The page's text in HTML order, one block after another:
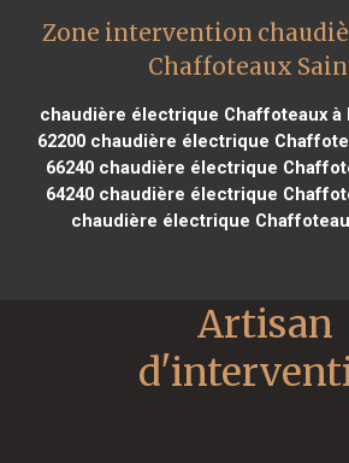
Zone intervention
Chaffoteaux
chaudière électrique Chaffoteaux à
62200chaudière électrique
66240chaudière électrique
64240 chaudière électrique
chaudière électrique
Artisan